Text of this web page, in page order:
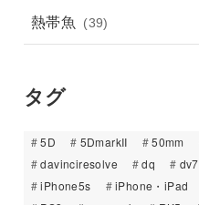
熱帯魚 (39)
タグ
5D 5DmarkII 50mm
davinciresolve
dq dv7
iPhone5s
iPhone・iPad